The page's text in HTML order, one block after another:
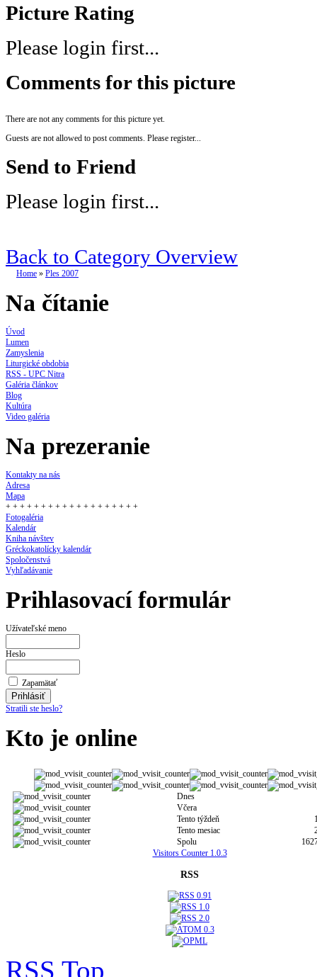
Picture Rating
Please login first...
Comments for this picture
There are not any comments for this picture yet.
Guests are not allowed to post comments. Please register...
Send to Friend
Please login first...
Back to Category Overview
Home » Ples 2007
Na čítanie
Úvod
Lumen
Zamyslenia
Liturgické obdobia
RSS - UPC Nitra
Galéria článkov
Blog
Kultúra
Video galéria
Na prezeranie
Kontakty na nás
Adresa
Mapa
+ + + + + + + + + + + + + + + + + + +
Fotogaléria
Kalendár
Kniha návštev
Gréckokatolícky kalendár
Spoločenstvá
Vyhľadávanie
Prihlasovací formulár
Užívateľské meno
Heslo
Zapamätať
Stratili ste heslo?
Kto je online
Dnes
Včera
Tento týždeň
Tento mesiac
Spolu
Visitors Counter 1.0.3
RSS
RSS Top